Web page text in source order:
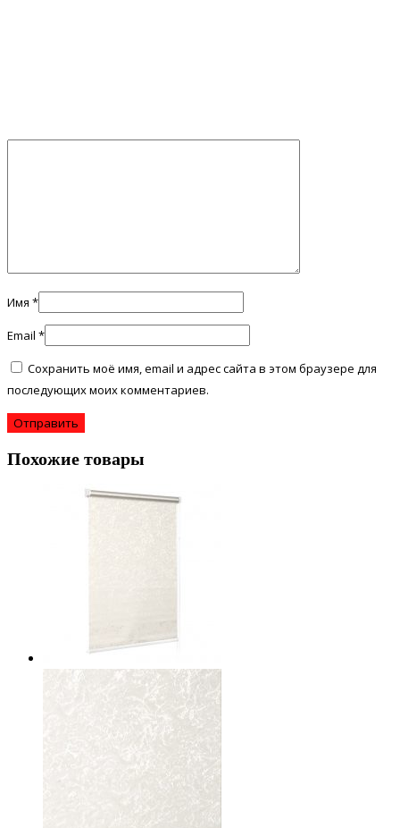
Имя *
Email *
Сохранить моё имя, email и адрес сайта в этом браузере для
последующих моих комментариев.
Похожие товары